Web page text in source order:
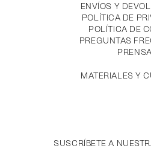
ENVÍOS Y
POLÍTICA DE
POLÍTICA DE
PREGUNTAS
PRENSA
MATERIALES Y
SUSCRÍBETE A